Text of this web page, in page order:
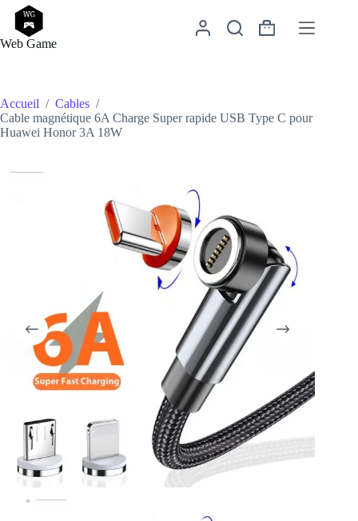
Passer
contenu
Web Game
Panier
Accueil / Cables /
Cable magnétique 6A Charge Super rapide USB Type C pour
Huawei Honor 3A 18W